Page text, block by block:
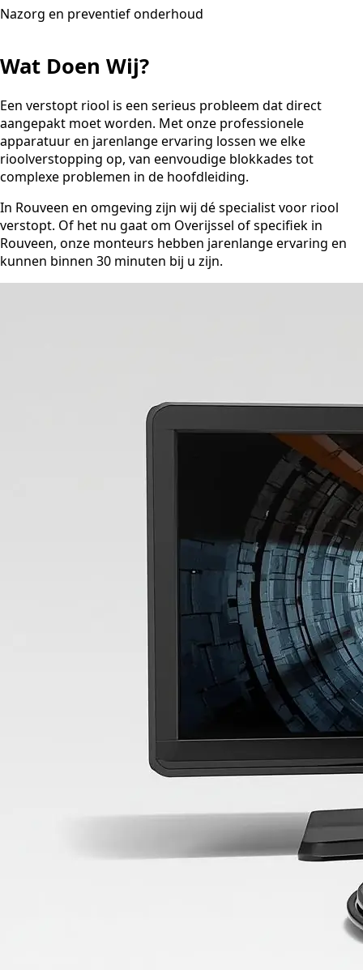
Nazorg en preventief onderhoud
Wat Doen Wij?
Een verstopt riool is een serieus probleem dat direct
aangepakt moet worden. Met onze professionele
apparatuur en jarenlange ervaring lossen we elke
rioolverstopping op, van eenvoudige blokkades tot
complexe problemen in de hoofdleiding.
In Rouveen en omgeving zijn wij dé specialist voor riool
verstopt. Of het nu gaat om Overijssel of specifiek in
Rouveen, onze monteurs hebben jarenlange ervaring en
kunnen binnen 30 minuten bij u zijn.